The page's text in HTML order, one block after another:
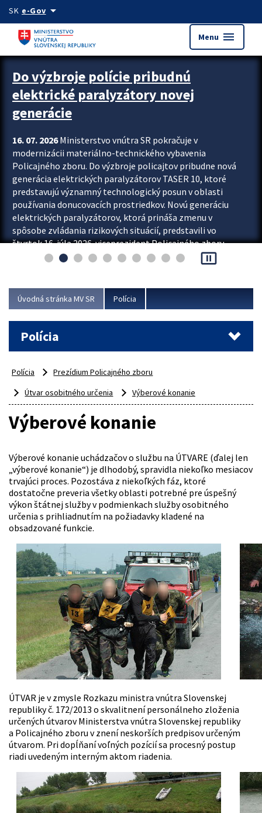
Preskocit na hlavný obsah
SK e-Govarrow_drop_down
Menu menu
Zastavit automatický posun upútavok
Do výzbroje polície pribudnú
elektrické paralyzátory novej
generácie
16. 07. 2026Ministerstvo vnútra SR pokračuje v
modernizácii materiálno-technického vybavenia
Policajného zboru. Do výzbroje policajtov pribudne nová
generácia elektrických paralyzátorov TASER 10, ktoré
predstavujú významný technologický posun v oblasti
používania donucovacích prostriedkov. Novú generáciu
elektrických paralyzátorov, ktorá prináša zmenu v
spôsobe zvládania rizikových situácií, predstavili vo
štvrtok 16. júla 2026 viceprezident Policajného zboru
Rastislav Polakovič a riaditeľ odboru výcviku...
pause_presentation
Úvodná stránka MV SR Polícia
Polícia
Polícia
Prezídium Policajného zboru
Útvar osobitného určenia
Výberové konanie
Výberové konanie
Výberové konanie uchádzačov o službu na ÚTVARE (ďalej len
„výberové konanie“) je dlhodobý, spravidla niekoľko mesiacov
trvajúci proces. Pozostáva z niekoľkých fáz, ktoré
dostatočne preveria všetky oblasti potrebné pre úspešný
výkon štátnej služby v podmienkach služby osobitného
určenia s prihliadnutím na požiadavky kladené na
obsadzované funkcie.
ÚTVAR je v zmysle Rozkazu ministra vnútra Slovenskej
republiky č. 172/2013 o skvalitnení personálneho zloženia
určených útvarov Ministerstva vnútra Slovenskej republiky
a Policajného zboru v znení neskorších predpisov určeným
útvarom. Pri dopĺňaní voľných pozícií sa procesný postup
riadi uvedeným interným aktom riadenia.